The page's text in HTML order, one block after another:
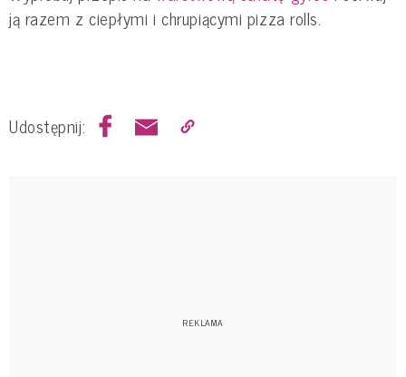
ją razem z ciepłymi i chrupiącymi pizza rolls.
Udostępnij: